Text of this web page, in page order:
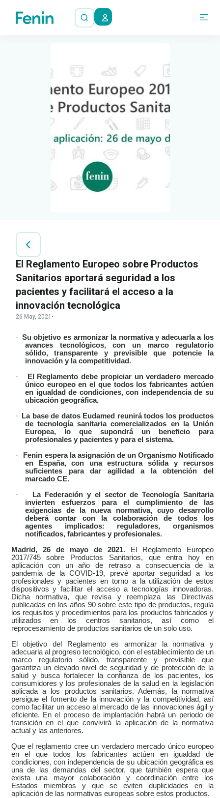
El Reglamento Europeo sobre Productos
Sanitarios aportará seguridad a los
pacientes y facilitará el acceso a la
innovación tecnológica
26 May, 2021 ·
· Su objetivo es armonizar la normativa y adecuarla a los
avances tecnológicos, con un marco regulatorio
sólido, transparente y previsible que potencie la
innovación y la competitividad.
·
El Reglamento debe propiciar un verdadero mercado
único europeo en el que todos los fabricantes actúen
en igualdad de condiciones, con independencia de su
ubicación geográfica.
·
La base de datos Eudamed reunirá todos los productos
de tecnología sanitaria comercializados en la Unión
Europea, lo que supondrá un beneficio para
profesionales y pacientes y para el sistema.
·
Fenin espera la asignación de un Organismo Notificado
en España,
con una estructura sólida y recursos
suficientes para dar agilidad a la obtención del
marcado CE.
·
La Federación y el sector de Tecnología Sanitaria
invierten esfuerzos para el cumplimiento de las
exigencias de la nueva normativa, cuyo desarrollo
deberá contar con la colaboración de todos los
agentes implicados: reguladores, organismos
notificados, fabricantes y profesionales.
Madrid, 26 de mayo de 2021. El
Reglamento Europeo
2017/745 sobre Productos Sanitarios, que entra hoy en
aplicación con un año de retraso a consecuencia de la
pandemia de la COVID-19, prevé aportar seguridad a los
profesionales y pacientes en torno a la utilización de estos
dispositivos y facilitar el acceso a tecnologías innovadoras.
Dicha normativa, que
revisa y reemplaza las Directivas
publicadas en los años 90 sobre este tipo de productos, regula
los requisitos y procedimientos para los productos fabricados y
utilizados en los centros sanitarios, así como el
reprocesamiento de productos sanitarios de un solo uso.
El objetivo del Reglamento es armonizar la normativa y
adecuarla al progreso tecnológico, con el establecimiento de un
marco regulatorio sólido, transparente y previsible que
garantiza un elevado nivel de seguridad y de protección de la
salud y busca fortalecer la confianza de los pacientes, los
consumidores y los profesionales de la salud en la legislación
aplicada a los productos sanitarios. Además, la normativa
persigue el fomento de la innovación y la competitividad, así
como facilitar un acceso al mercado de las innovaciones ágil y
eficiente. En el proceso de implantación habrá un periodo de
transición en el que convivirá la aplicación de la normativa
actual y las anteriores.
Que el reglamento cree un verdadero mercado único europeo
en el que todos los fabricantes actúen en igualdad de
condiciones, con independencia de su ubicación geográfica es
una de las demandas del sector, que también espera que
exista una mayor colaboración y coordinación entre los
Estados miembros y que se eviten duplicidades en la
aplicación de las normativas europeas sobre estos productos.